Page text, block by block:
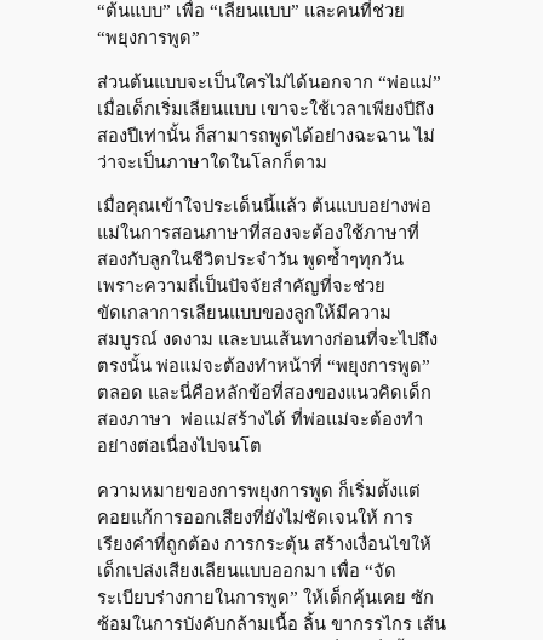
“ต้นแบบ” เพื่อ “เลียนแบบ” และคนที่ช่วย
“พยุงการพูด”
ส่วนต้นแบบจะเป็นใครไม่ได้นอกจาก “พ่อแม่”
เมื่อเด็กเริ่มเลียนแบบ เขาจะใช้เวลาเพียงปีถึง
สองปีเท่านั้น ก็สามารถพูดได้อย่างฉะฉาน ไม่
ว่าจะเป็นภาษาใดในโลกก็ตาม
เมื่อคุณเข้าใจประเด็นนี้แล้ว ต้นแบบอย่างพ่อ
แม่ในการสอนภาษาที่สองจะต้องใช้ภาษาที่
สองกับลูกในชีวิตประจำวัน พูดซ้ำๆทุกวัน
เพราะความถี่เป็นปัจจัยสำคัญที่จะช่วย
ขัดเกลาการเลียนแบบของลูกให้มีความ
สมบูรณ์ งดงาม และบนเส้นทางก่อนที่จะไปถึง
ตรงนั้น พ่อแม่จะต้องทำหน้าที่ “พยุงการพูด”
ตลอด และนี่คือหลักข้อที่สองของแนวคิดเด็ก
สองภาษา พ่อแม่สร้างได้ ที่พ่อแม่จะต้องทำ
อย่างต่อเนื่องไปจนโต
ความหมายของการพยุงการพูด ก็เริ่มตั้งแต่
คอยแก้การออกเสียงที่ยังไม่ชัดเจนให้ การ
เรียงคำที่ถูกต้อง การกระตุ้น สร้างเงื่อนไขให้
เด็กเปล่งเสียงเลียนแบบออกมา เพื่อ “จัด
ระเบียบร่างกายในการพูด” ให้เด็กคุ้นเคย ซัก
ซ้อมในการบังคับกล้ามเนื้อ ลิ้น ขากรรไกร เส้น